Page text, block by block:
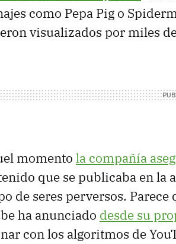
como Pepa Pig o
visualizados por miles
momento la compañía
que se publicaba en la
de seres perversos.
ha anunciado desde su
con los algoritmos de